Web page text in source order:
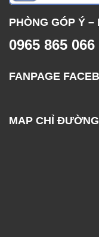
PHÒNG GÓP Ý –
0965 865 066
FANPAGE
MAP CHỈ